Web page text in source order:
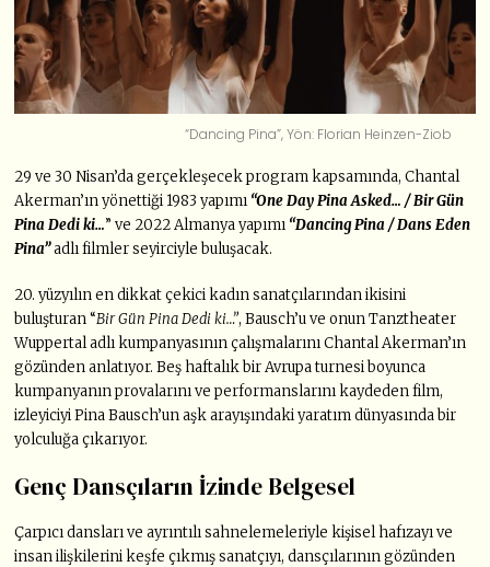
“Dancing Pina”, Yön: Florian Heinzen-Ziob
29 ve 30 Nisan’da gerçekleşecek program kapsamında, Chantal
Akerman’ın yönettiği 1983 yapımı “One Day Pina Asked… / Bir Gün
Pina Dedi ki…” ve 2022 Almanya yapımı “Dancing Pina / Dans Eden
Pina”adlı filmler seyirciyle buluşacak.
20. yüzyılın en dikkat çekici kadın sanatçılarından ikisini
buluşturan “Bir Gün Pina Dedi ki…”, Bausch’u ve onun Tanztheater
Wuppertal adlı kumpanyasının çalışmalarını Chantal Akerman’ın
gözünden anlatıyor. Beş haftalık bir Avrupa turnesi boyunca
kumpanyanın provalarını ve performanslarını kaydeden film,
izleyiciyi Pina Bausch’un aşk arayışındaki yaratım dünyasında bir
yolculuğa çıkarıyor.
Genç Dansçıların İzinde Belgesel
Çarpıcı dansları ve ayrıntılı sahnelemeleriyle kişisel hafızayı ve
insan ilişkilerini keşfe çıkmış sanatçıyı, dansçılarının gözünden